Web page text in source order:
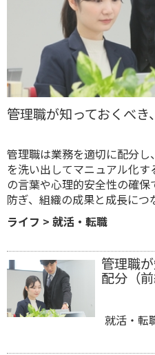
管理職が知っておくべき
管理職は業務を適切に配分
を洗い出してマニュアル化
の言葉や心理的安全性の確
防ぎ、組織の成果と成長につ
ライフ > 就活・転職
管理職
配分（前
就活・転